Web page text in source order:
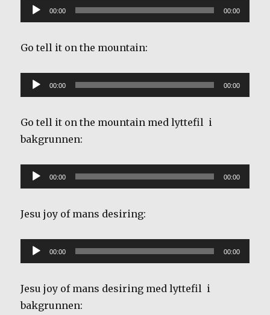
Lydavspiller
00:00 00:00
Go tell it on the mountain:
Lydavspiller
00:00 00:00
Go tell it on the mountain med lyttefil i
bakgrunnen:
Lydavspiller
00:00 00:00
Jesu joy of mans desiring:
Lydavspiller
00:00 00:00
Jesu joy of mans desiring med lyttefil i
bakgrunnen: